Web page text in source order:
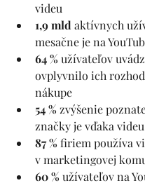
videu
1,9 mld aktívnych
mesačne je na
64 % užívateľov
ovplyvnilo ich
nákupe
54 % zvýšenie
značky je vďaka videu
87 % firiem používa
v marketingovej
60 % užívateľov na